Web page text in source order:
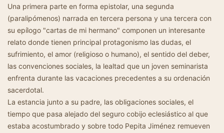
Una primera parte en forma epistolar, una segunda
(paralipómenos) narrada en tercera persona y una tercera con
su epílogo "cartas de mi hermano" componen un interesante
relato donde tienen principal protagonismo las dudas, el
sufrimiento, el amor (religioso o humano), el sentido del deber,
las convenciones sociales, la lealtad que un joven seminarista
enfrenta durante las vacaciones precedentes a su ordenación
sacerdotal.
La estancia junto a su padre, las obligaciones sociales, el
tiempo que pasa alejado del seguro cobijo eclesiástico al que
estaba acostumbrado y sobre todo Pepita Jiménez remueven